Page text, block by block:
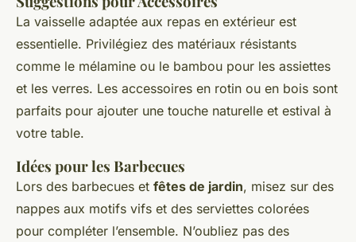
La vaisselle adaptée aux repas en extérieur est
essentielle. Privilégiez des matériaux résistants
comme le mélamine ou le bambou pour les assiettes
et les verres. Les accessoires en rotin ou en bois sont
parfaits pour ajouter une touche naturelle et estival à
votre table.
Idées pour les Barbecues
Lors des barbecues et fêtes de jardin, misez sur des
nappes aux motifs vifs et des serviettes colorées
pour compléter l’ensemble. N’oubliez pas des